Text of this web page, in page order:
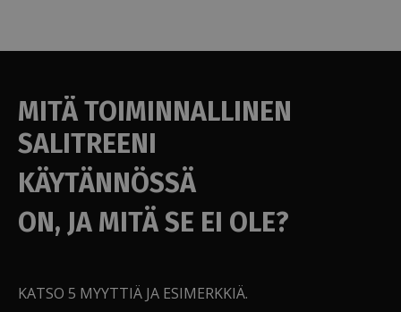
MITÄ TOIMINNALLINEN
SALITREENI
KÄYTÄNNÖSSÄ
ON, JA MITÄ SE EI OLE?
KATSO 5 MYYTTIÄ JA ESIMERKKIÄ.